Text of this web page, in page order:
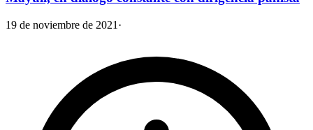
19 de noviembre de 2021 ·